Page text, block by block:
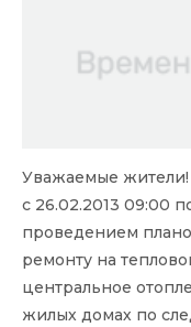
Уважаемые
с 26.02.2013 09:00
проведением
ремонту на
центральное
жилых домах по